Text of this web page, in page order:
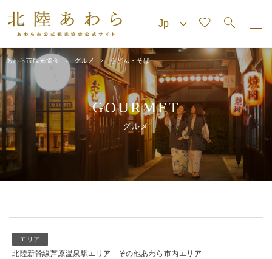
あわら市観光協会 グルメ うどん・そば
GOURMET
グルメ
エリア
北陸新幹線芦原温泉駅エリア
その他あわら市内エリア